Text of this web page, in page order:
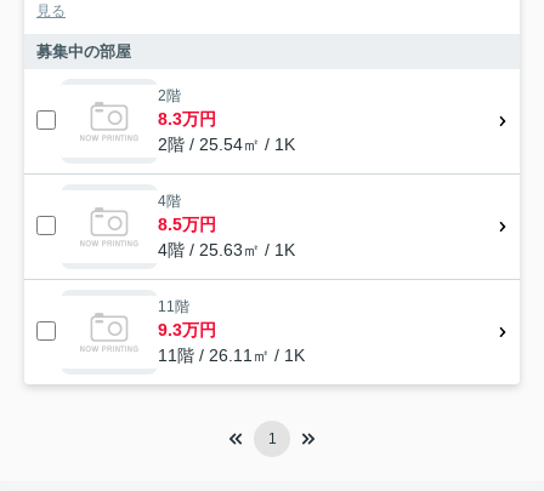
見る
募集中の部屋
2階
8.3万円
2階 / 25.54㎡ / 1K
4階
8.5万円
4階 / 25.63㎡ / 1K
11階
9.3万円
11階 / 26.11㎡ / 1K
1